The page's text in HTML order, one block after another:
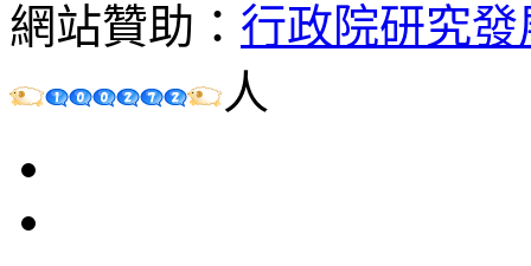
網站贊助： 行政院研究
人